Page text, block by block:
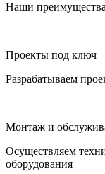
Наши
Проекты под ключ
Разрабатываем
Монтаж и
Осуществляем
оборудования